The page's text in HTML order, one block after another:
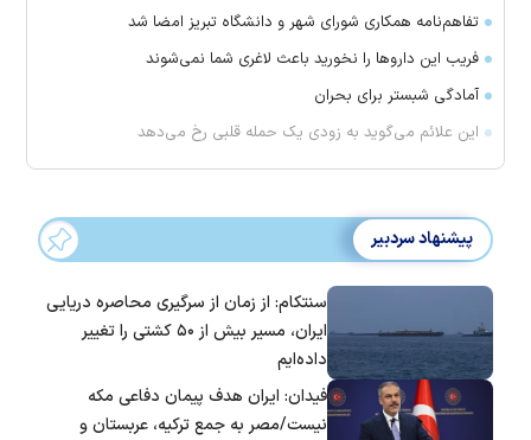
تفاهم‌نامه همکاری شورای شهر و دانشگاه تبریز امضا شد
فریب این دارو‌ها را نخورید باعث لاغری شما نمی‌شوند
آمادگی شبستر برای بحران
این علائم می‌گوید به زودی یک حمله قلبی رخ می‌دهد
پیشنهاد سردبیر
سنتکام: از زمان از سرگیری محاصره دریایی
ایران، مسیر بیش از ۵۰ کشتی را تغییر
داده‌ایم
فیدان: ایران هدف پیمان دفاعی مکه
نیست/مصر به جمع ترکیه، عربستان و